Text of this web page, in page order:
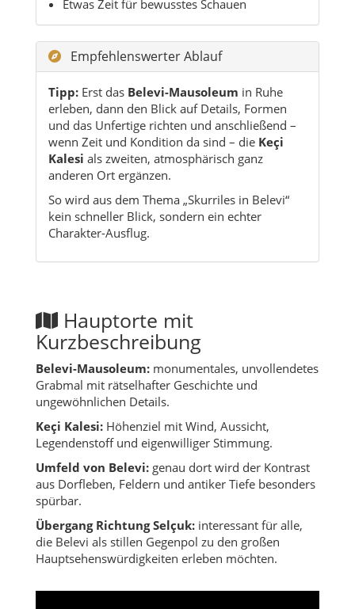
Tipp:Erst dasBelevi-Mausoleumin Ruhe
erleben, dann den Blick auf Details, Formen
und das Unfertige richten und anschließend –
wenn Zeit und Kondition da sind – die
Kalesials zweiten, atmosphärisch ganz
anderen Ort ergänzen.
So wird aus dem Thema „Skurriles in Belevi“
kein schneller Blick, sondern ein echter
Charakter-Ausflug.
Hauptorte mit
Kurzbeschreibung
ungewöhnlichen Details.
Keçi Kalesi:Höhenziel mit Wind, Aussicht,
Legendenstoff und eigenwilliger Stimmung.
Umfeld von Belevi:genau dort wird der Kontrast
aus Dorfleben, Feldern und antiker Tiefe besonders
spürbar.
Übergang Richtung Selçuk:interessant für alle,
die Belevi als stillen Gegenpol zu den großen
Hauptsehenswürdigkeiten erleben möchten.